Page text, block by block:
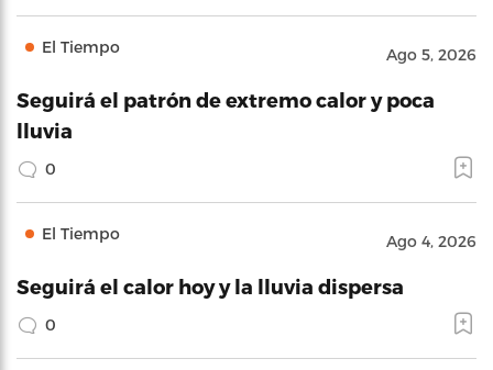
El Tiempo Ago 5, 2026
Seguirá el patrón de extremo calor y poca
lluvia
0
El Tiempo Ago 4, 2026
Seguirá el calor hoy y la lluvia dispersa
0